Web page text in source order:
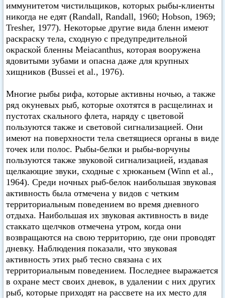
иммунитетом чистильщиков, которых рыбы-клиенты
никогда не едят (Randall, Randall, 1960; Hobson, 1969;
Tresher, 1977). Некоторые другие вида бленн имеют
раскраску тела, сходную с предупредительной
окраской бленны Meiacanthus, которая вооружена
ядовитыми зубами и опасна даже для крупных
хищников (Bussei et аl., 1976).
Многие рыбы рифа, которые активны ночью, а также
ряд окуневых рыб, которые охотятся в расщелинах и
пустотах скального флета, наряду с цветовой
пользуются также и световой сигнализацией. Они
имеют на поверхности тела светящиеся органы в виде
точек или полос. Рыбы-белки и рыбы-ворчуны
пользуются также звуковой сигнализацией, издавая
щелкающие звуки, сходные с хрюканьем (Winn et al.,
1964). Среди ночных рыб-белок наибольшая звуковая
активность была отмечена у видов с четким
территориальным поведением во время дневного
отдыха. Наибольшая их звуковая активность в виде
стаккато щелчков отмечена утром, когда они
возвращаются на свою территорию, где они проводят
дневку. Наблюдения показали, что звуковая
активность этих рыб тесно связана с их
территориальным поведением. Последнее выражается
в охране мест своих дневок, в удалении с них других
рыб, которые приходят на рассвете на их место для